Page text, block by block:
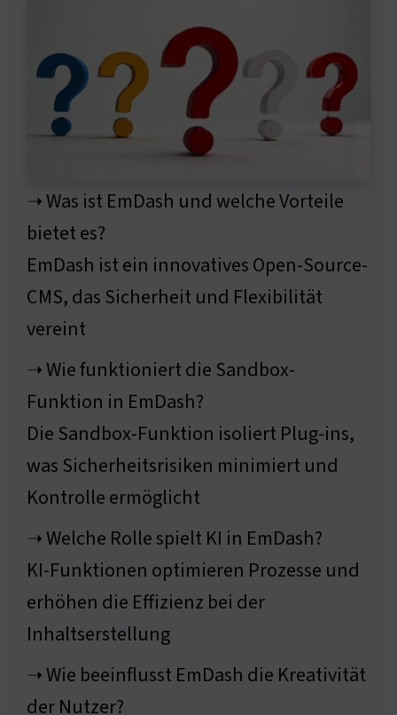
➝ Was ist EmDash und welche Vorteile
bietet es?
EmDash ist ein innovatives Open-Source-
CMS, das Sicherheit und Flexibilität
vereint
➝ Wie funktioniert die Sandbox-
Funktion in EmDash?
Die Sandbox-Funktion isoliert Plug-ins,
was Sicherheitsrisiken minimiert und
Kontrolle ermöglicht
➝ Welche Rolle spielt KI in EmDash?
KI-Funktionen optimieren Prozesse und
erhöhen die Effizienz bei der
Inhaltserstellung
➝ Wie beeinflusst EmDash die Kreativität
der Nutzer?